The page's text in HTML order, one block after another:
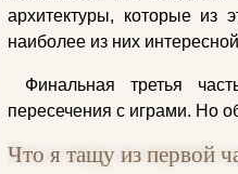
архитектуры, которые из
наиболее из них
Финальная третья
пересечения с играми. Но
Что я тащу из первой